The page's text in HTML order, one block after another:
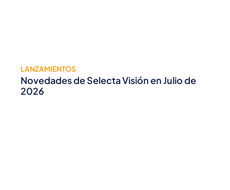
LANZAMIENTOS
Novedades de Selecta Visión en Julio de
2026